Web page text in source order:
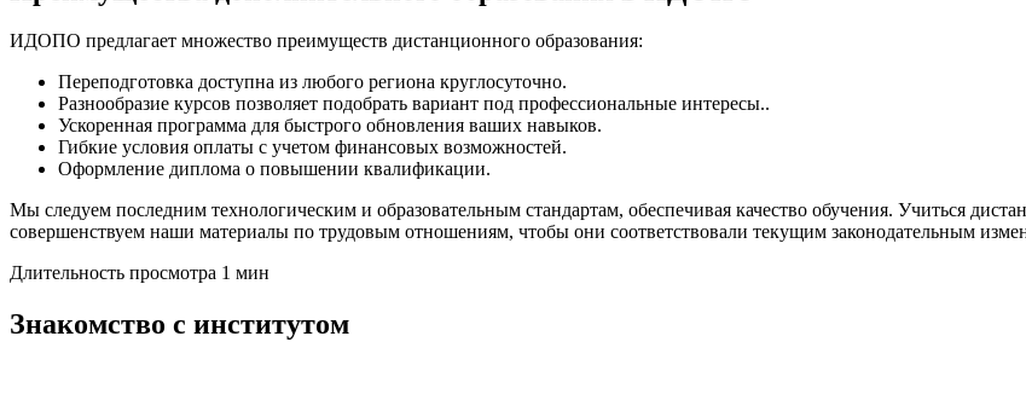
ИДОПО предлагает множество преимуществ дистанционного образования:
Переподготовка доступна из любого региона круглосуточно.
Разнообразие курсов позволяет подобрать вариант под профессиональные интересы..
Ускоренная программа для быстрого обновления ваших навыков.
Гибкие условия оплаты с учетом финансовых возможностей.
Оформление диплома о повышении квалификации.
Мы следуем последним технологическим и образовательным стандартам, обеспечивая качество обучения. Учиться
совершенствуем наши материалы по трудовым отношениям, чтобы они соответствовали текущим законодательным
Длительность просмотра 1 мин
Знакомство с институтом